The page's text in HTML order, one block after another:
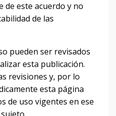
de este acuerdo y no
de las
pueden ser revisados
esta publicación.
revisiones y, por lo
esta página
de uso vigentes en ese